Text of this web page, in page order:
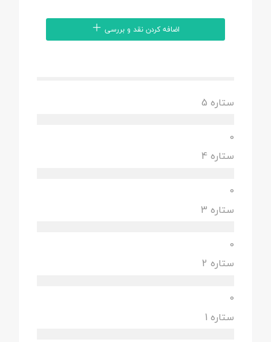
اضافه کردن نقد و بررسی
ستاره 5
0
ستاره 4
0
ستاره 3
0
ستاره 2
0
ستاره 1